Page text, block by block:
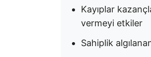
Kayıplar
vermeyi etkiler
Sahiplik